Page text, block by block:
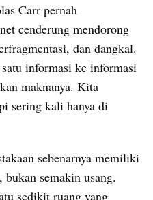
Carr pernah
cenderung mendorong
dan dangkal.
informasi ke informasi
maknanya. Kita
sering kali hanya di
sebenarnya memiliki
semakin usang.
sedikit ruang yang